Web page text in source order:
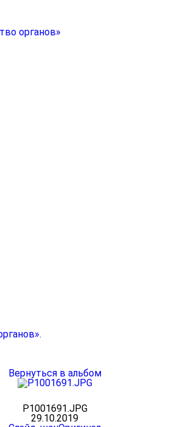
органов»
Вернуться в альбом
P1001691.JPG
29.10.2019